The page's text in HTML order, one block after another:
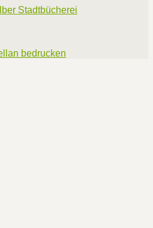
Stadtbücherei
bedrucken